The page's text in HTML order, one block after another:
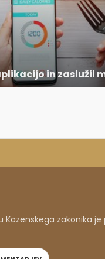
in zaslužil
Kazenskega zakonika